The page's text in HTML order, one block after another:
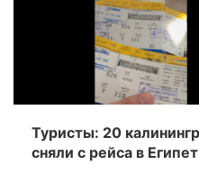
Туристы: 20
сняли с рейса в Египет